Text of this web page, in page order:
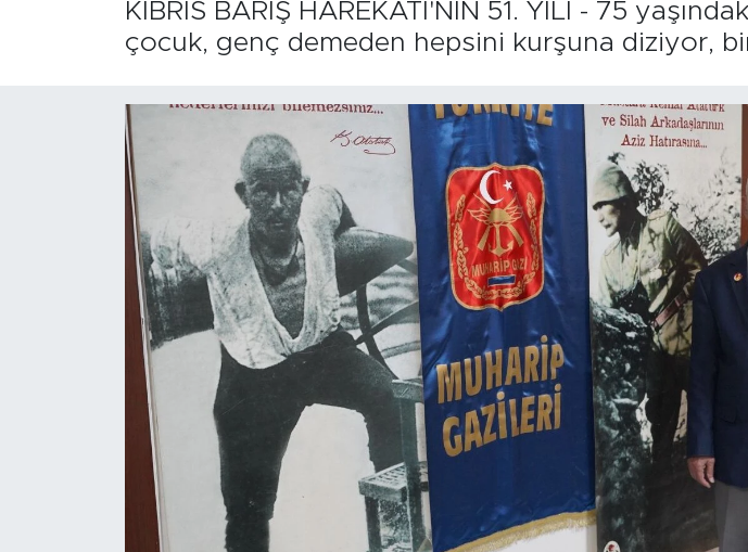
KIBRIS BARIŞ HAREKATI'NIN 51. YILI - 75
çocuk, genç demeden hepsini kurşuna diziyor,